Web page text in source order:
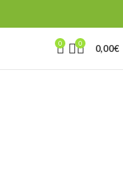
0 0 0,00€